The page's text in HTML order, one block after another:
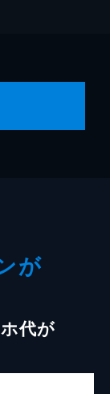
が
代が